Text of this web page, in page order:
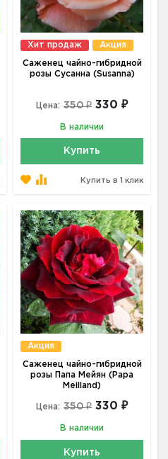
Хит продаж Акция
Саженец чайно-гибридной
розы Сусанна (Susanna)
Цена: 350 ₽ 330 ₽
В наличии
Купить
Купить в 1 клик
Акция
Саженец чайно-гибридной
розы Папа Мейян (Papa
Meilland)
Цена: 350 ₽ 330 ₽
В наличии
Купить